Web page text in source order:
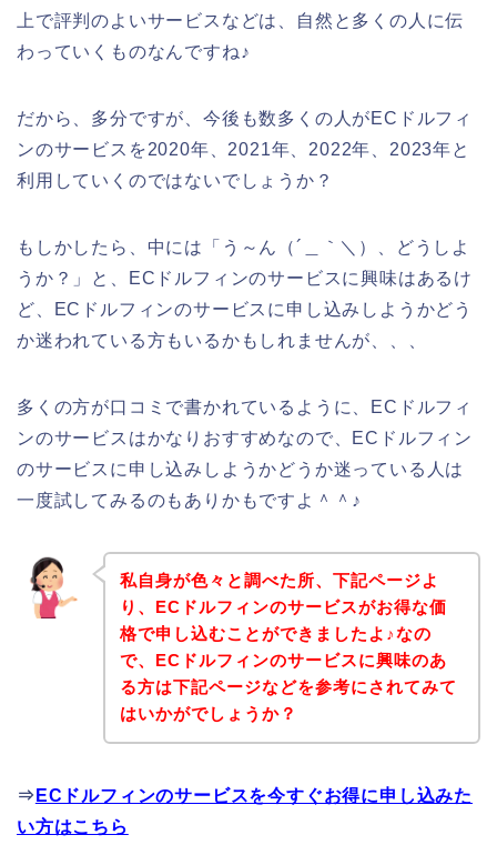
上で評判のよいサービスなどは、自然と多くの人に伝
わっていくものなんですね♪
だから、多分ですが、今後も数多くの人がECドルフィ
ンのサービスを2020年、2021年、2022年、2023年と
利用していくのではないでしょうか？
もしかしたら、中には「う～ん（´＿｀＼）、どうしよ
うか？」と、ECドルフィンのサービスに興味はあるけ
ど、ECドルフィンのサービスに申し込みしようかどう
か迷われている方もいるかもしれませんが、、、
多くの方が口コミで書かれているように、ECドルフィ
ンのサービスはかなりおすすめなので、ECドルフィン
のサービスに申し込みしようかどうか迷っている人は
一度試してみるのもありかもですよ＾＾♪
私自身が色々と調べた所、下記ページよ
り、ECドルフィンのサービスがお得な価
格で申し込むことができましたよ♪なの
で、ECドルフィンのサービスに興味のあ
る方は下記ページなどを参考にされてみて
はいかがでしょうか？
⇒ ECドルフィンのサービスを今すぐお得に申し込みた
い方はこちら